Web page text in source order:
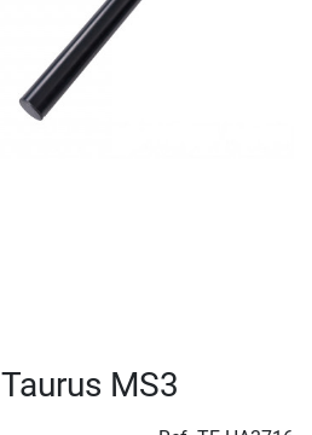
MS3